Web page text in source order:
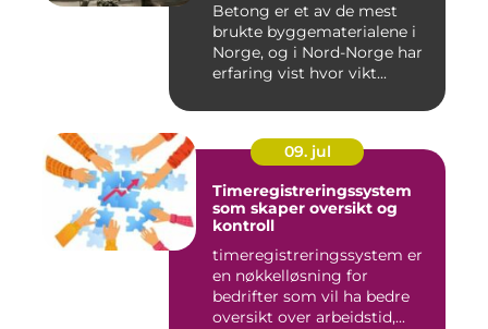
Betong er et av de mest
brukte byggematerialene i
Norge, og i Nord-Norge har
erfaring vist hvor vikt...
09. jul
Timeregistreringssystem
som skaper oversikt og
kontroll
timeregistreringssystem er
en nøkkelløsning for
bedrifter som vil ha bedre
oversikt over arbeidstid,...